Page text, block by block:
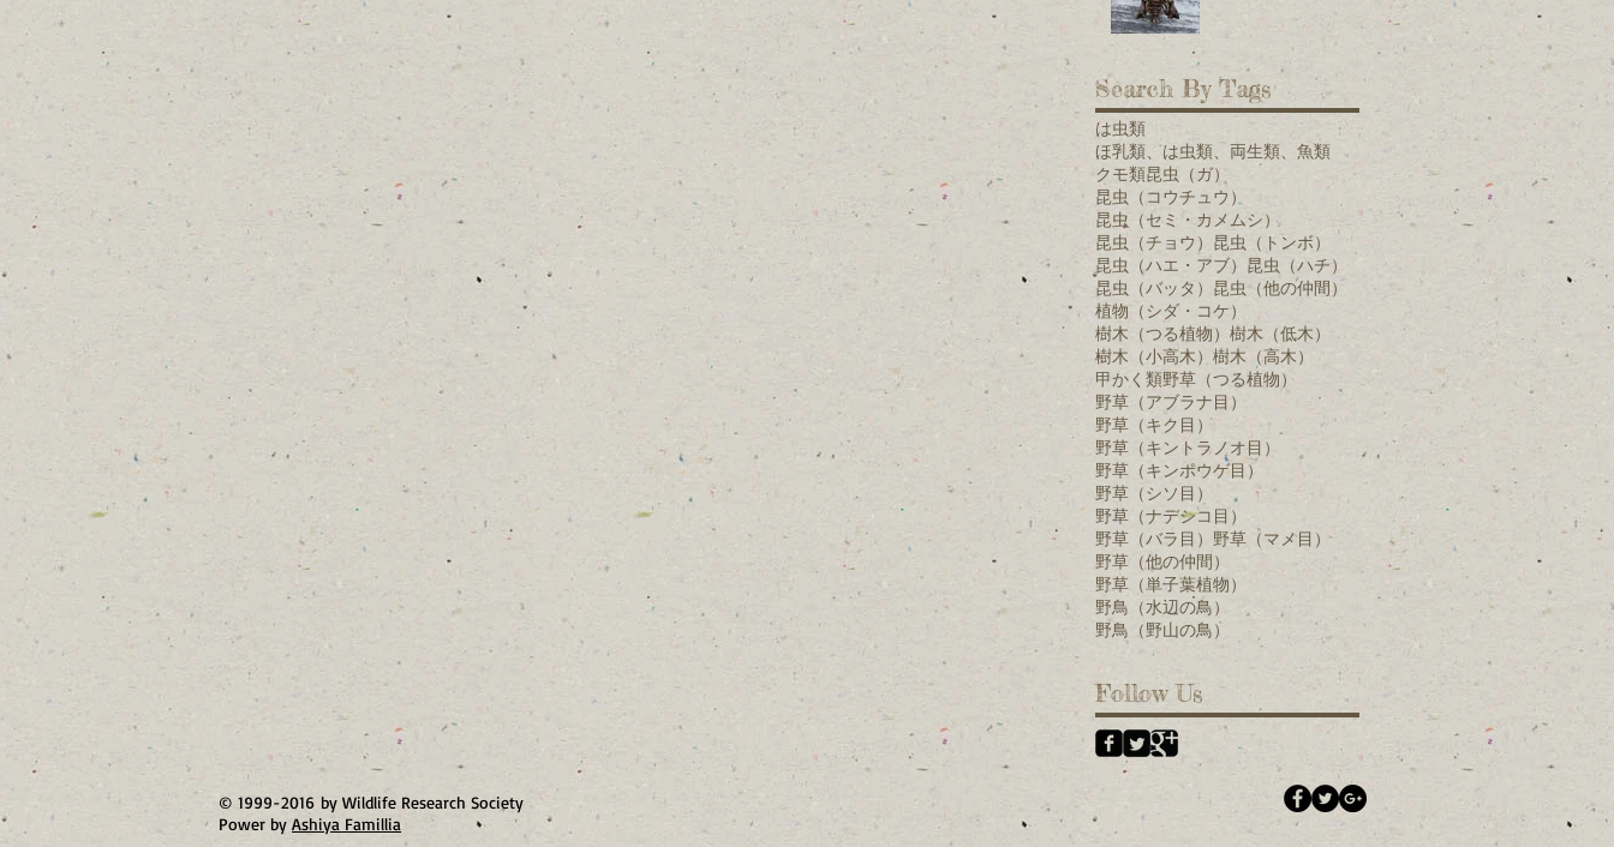
Search By Tags
は虫類
ほ乳類、は虫類、両生類、魚類
クモ類昆虫（ガ）
昆虫（コウチュウ）
昆虫（セミ・カメムシ）
昆虫（チョウ） 昆虫（トンボ）
昆虫（ハエ・アブ） 昆虫（ハチ）
昆虫（バッタ） 昆虫（他の仲間）
植物（シダ・コケ）
樹木（つる植物） 樹木（低木）
樹木（小高木） 樹木（高木）
甲かく類野草（つる植物）
野草（アブラナ目）
野草（キク目）
野草（キントラノオ目）
野草（キンポウゲ目）
野草（シソ目）
野草（ナデシコ目）
野草（バラ目） 野草（マメ目）
野草（他の仲間）
野草（単子葉植物）
野鳥（水辺の鳥）
野鳥（野山の鳥）
Follow Us
© 1999-2016 by Wildlife Research Society
Power by Ashiya Famillia